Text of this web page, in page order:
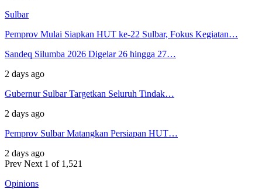
Sulbar
Pemprov Mulai Siapkan HUT ke-22 Sulbar, Fokus Kegiatan…
Sandeq Silumba 2026 Digelar 26 hingga 27…
2 days ago
Gubernur Sulbar Targetkan Seluruh Tindak…
2 days ago
Pemprov Sulbar Matangkan Persiapan HUT…
2 days ago
Prev Next 1 of 1,521
Opinions